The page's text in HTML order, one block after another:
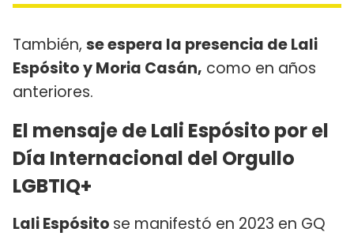
También, se espera la presencia de Lali
Espósito y Moria Casán, como en años
anteriores.
El mensaje de Lali Espósito por el
Día Internacional del Orgullo
LGBTIQ+
Lali Espósito se manifestó en 2023 en GQ